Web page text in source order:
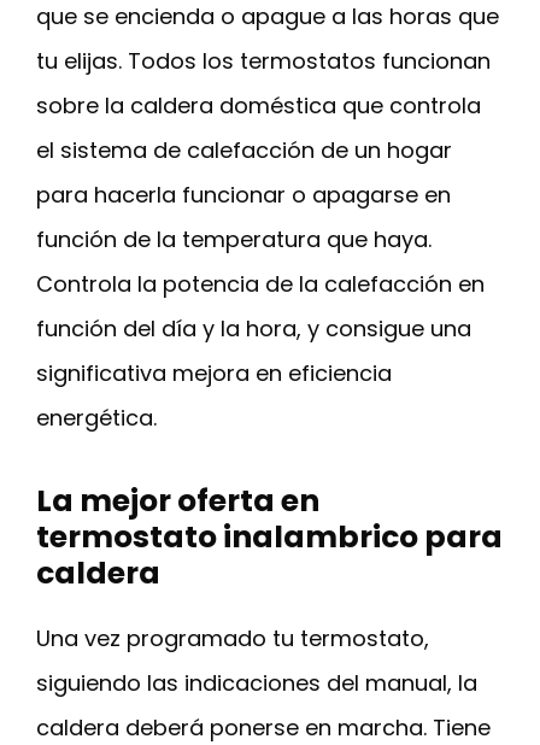
que se encienda o apague a las horas que
tu elijas. Todos los termostatos funcionan
sobre la caldera doméstica que controla
el sistema de calefacción de un hogar
para hacerla funcionar o apagarse en
función de la temperatura que haya.
Controla la potencia de la calefacción en
función del día y la hora, y consigue una
significativa mejora en eficiencia
energética.
La mejor oferta en
termostato inalambrico para
caldera
Una vez programado tu termostato,
siguiendo las indicaciones del manual, la
caldera deberá ponerse en marcha. Tiene